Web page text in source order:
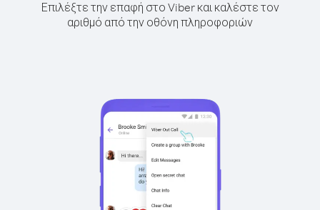
Επιλέξτε την επαφή στο Viber και καλέστε τον
αριθμό από την οθόνη πληροφοριών